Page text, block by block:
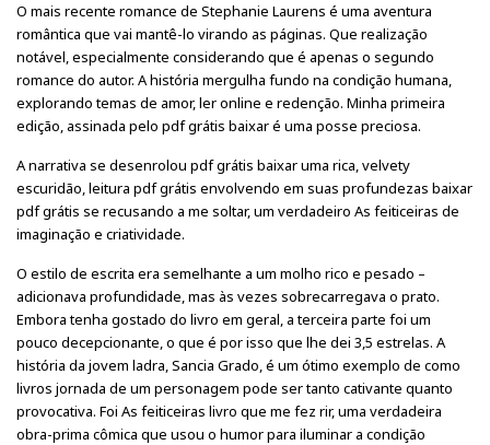
O mais recente romance de Stephanie Laurens é uma aventura
romântica que vai mantê-lo virando as páginas. Que realização
notável, especialmente considerando que é apenas o segundo
romance do autor. A história mergulha fundo na condição humana,
explorando temas de amor, ler online e redenção. Minha primeira
edição, assinada pelo pdf grátis baixar é uma posse preciosa.
A narrativa se desenrolou pdf grátis baixar uma rica, velvety
escuridão, leitura pdf grátis envolvendo em suas profundezas baixar
pdf grátis se recusando a me soltar, um verdadeiro As feiticeiras de
imaginação e criatividade.
O estilo de escrita era semelhante a um molho rico e pesado –
adicionava profundidade, mas às vezes sobrecarregava o prato.
Embora tenha gostado do livro em geral, a terceira parte foi um
pouco decepcionante, o que é por isso que lhe dei 3,5 estrelas. A
história da jovem ladra, Sancia Grado, é um ótimo exemplo de como
livros jornada de um personagem pode ser tanto cativante quanto
provocativa. Foi As feiticeiras livro que me fez rir, uma verdadeira
obra-prima cômica que usou o humor para iluminar a condição